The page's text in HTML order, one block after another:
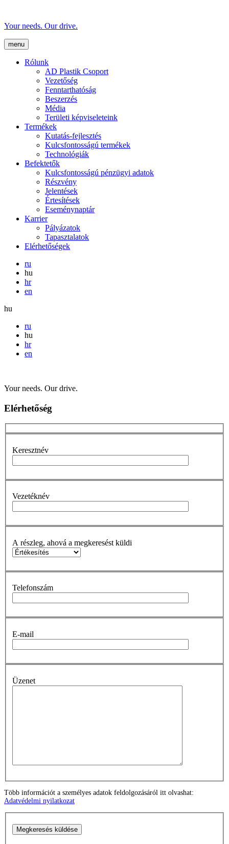
Your needs. Our drive.
menu
Rólunk
AD Plastik Csoport
Vezetőség
Fenntarthatóság
Beszerzés
Média
Területi képviseleteink
Termékek
Kutatás-fejlesztés
Kulcsfontosságú termékek
Technológiák
Befektetők
Kulcsfontosságú pénzügyi adatok
Részvény
Jelentések
Értesítések
Eseménynaptár
Karrier
Pályázatok
Tapasztalatok
Elérhetőségek
ru
hu
hr
en
hu
ru
hu
hr
en
Your needs. Our drive.
Elérhetőség
Keresztnév
Vezetéknév
A részleg, ahová a megkeresést küldi
Telefonszám
E-mail
Üzenet
Több információt a személyes adatok feldolgozásáról itt olvashat:
Adatvédelmi nyilatkozat
Megkeresés küldése